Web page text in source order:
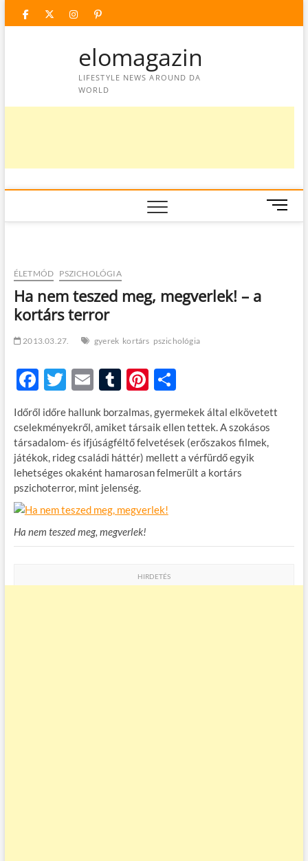
facebooktwitter
instagram
googleplus
pinterest
elomagazin
LIFESTYLE NEWS AROUND DA
WORLD
M
e
ÉLETMÓD PSZICHOLÓGIA
Ha nem teszed meg, megverlek! – a
kortárs terror
2013.03.27. gyerek kortárs pszichológia
F
ac
e
b
o
o
k
T
w
itt
er
E
m
ail
T
u
m
bl
r
Pi
er
es
t
O
ss
za
m
e
Időről időre hallunk borzalmas, gyermekek által elkövetett
cselekményekről, amiket társaik ellen tettek. A szokásos
társadalom- és ifjúságféltő felvetések (erőszakos filmek,
játékok, rideg családi háttér) mellett a vérfürdő egyik
lehetséges okaként hamarosan felmerült a kortárs
pszichoterror, mint jelenség.
Ha nem teszed meg, megverlek!
HIRDETÉS